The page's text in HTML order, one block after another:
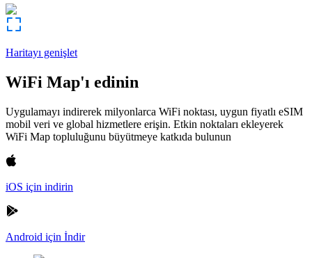
Haritayı genişlet
WiFi Map'ı edinin
Uygulamayı indirerek milyonlarca WiFi noktası, uygun fiyatlı eSIM
mobil veri ve global hizmetlere erişin. Etkin noktaları ekleyerek
WiFi Map topluluğunu büyütmeye katkıda bulunun
iOS için indirin
Android için İndir